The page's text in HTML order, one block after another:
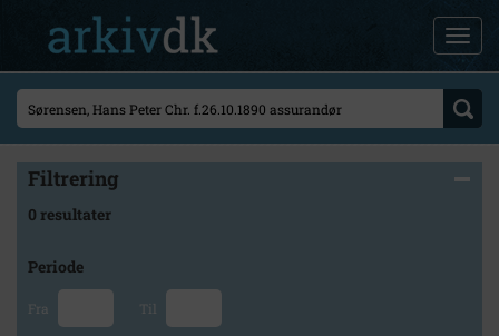
Filtrering
0 resultater
Periode
Fra Til